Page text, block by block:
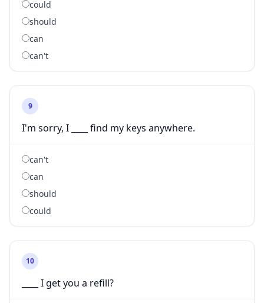
could
should
can
can't
9
I'm sorry, I ____ find my keys anywhere.
can't
can
should
could
10
____ I get you a refill?